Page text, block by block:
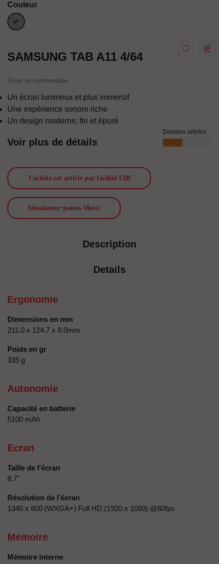
Couleur
Argent
SAMSUNG TAB A11 4/64
Écrire un commentaire
Un écran lumineux et plus immersif
Une expérience sonore riche
Un design moderne, fin et épuré
Voir plus de détails
Derniers articles
J'achète cet article par facilité UIB
Simulateur points Merci
Description
Details
Ergonomie
Dimensions en mm
211.0 x 124.7 x 8.0mm
Poids en gr
335 g
Autonomie
Capacité en batterie
5100 mAh
Ecran
Taille de l'écran
8.7"
Résolution de l'écran
1340 x 800 (WXGA+) Full HD (1920 x 1080) @60fps
Mémoire
Mémoire interne